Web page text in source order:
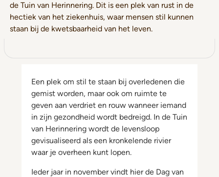
de Tuin van Herinnering. Dit is een plek van rust in de
hectiek van het ziekenhuis, waar mensen stil kunnen
staan bij de kwetsbaarheid van het leven.
Een plek om stil te staan bij overledenen die
gemist worden, maar ook om ruimte te
geven aan verdriet en rouw wanneer iemand
in zijn gezondheid wordt bedreigd. In de Tuin
van Herinnering wordt de levensloop
gevisualiseerd als een kronkelende rivier
waar je overheen kunt lopen.
Ieder jaar in november vindt hier de Dag van